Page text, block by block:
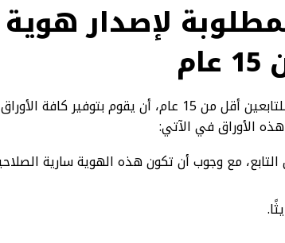
لإصدار هوية
يجب على كل شخص مقبل على استخراج هوية وطنية للتابعين أقل من 15 عام، أن
الأوراق في الآتي:
مع وجوب أن تكون هذه الهوية سارية